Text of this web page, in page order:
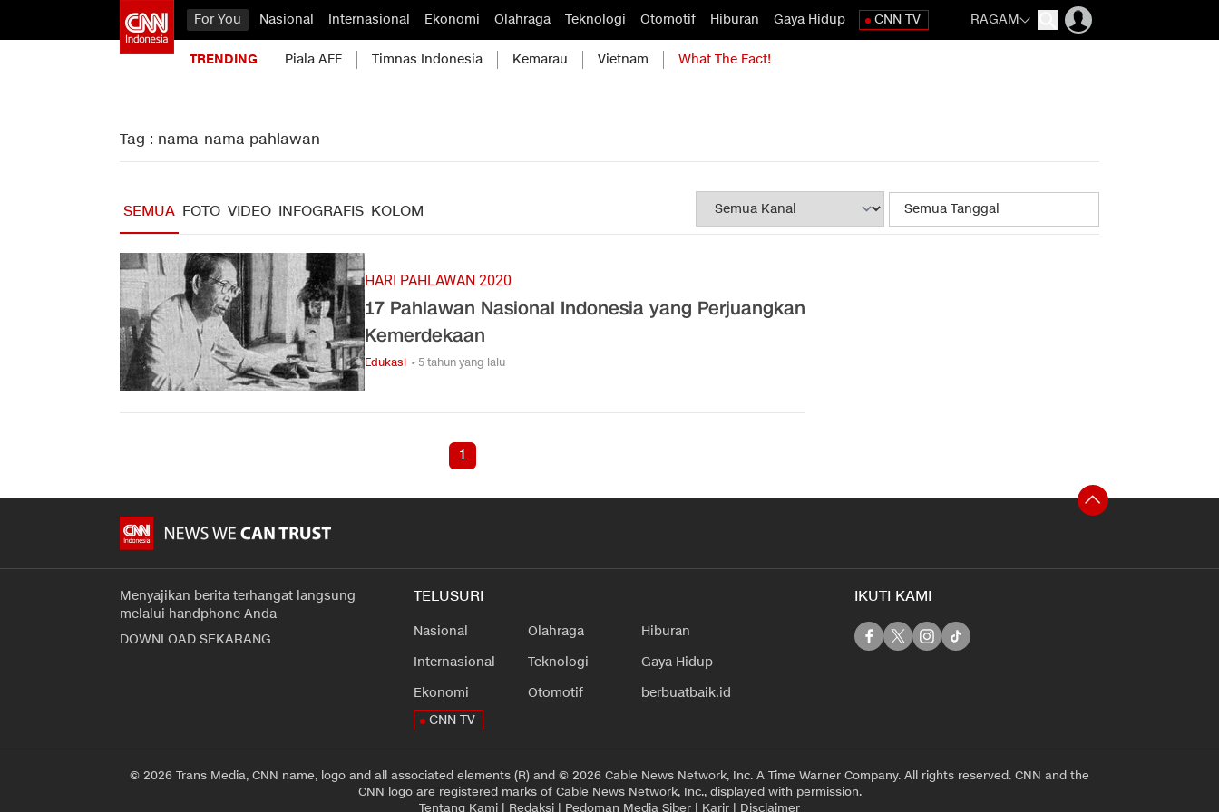
For You Nasional Internasional Ekonomi Olahraga Teknologi Otomotif Hiburan Gaya Hidup CNN TV RAGAM
TRENDING Piala AFF Timnas Indonesia Kemarau Vietnam What The Fact!
Tag : nama-nama pahlawan
SEMUA FOTO VIDEO INFOGRAFIS KOLOM
HARI PAHLAWAN 2020
17 Pahlawan Nasional Indonesia yang Perjuangkan
Kemerdekaan
Edukasi • 5 tahun yang lalu
1
Menyajikan berita terhangat langsung
melalui handphone Anda
DOWNLOAD SEKARANG
TELUSURI
Nasional
Internasional
Ekonomi
Olahraga
Teknologi
Otomotif
Hiburan
Gaya Hidup
berbuatbaik.id
CNN TV
IKUTI KAMI
© 2026 Trans Media, CNN name, logo and all associated elements (R) and © 2026 Cable News Network, Inc. A Time Warner Company. All rights reserved. CNN and the
CNN logo are registered marks of Cable News Network, Inc., displayed with permission.
Tentang Kami | Redaksi | Pedoman Media Siber | Karir | Disclaimer